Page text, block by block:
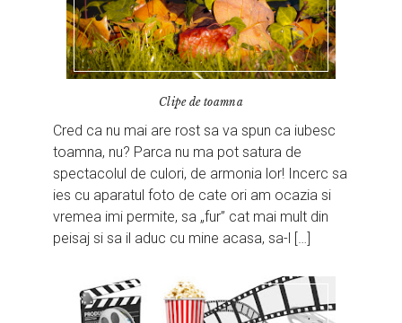
Clipe de toamna
Cred ca nu mai are rost sa va spun ca iubesc
toamna, nu? Parca nu ma pot satura de
spectacolul de culori, de armonia lor! Incerc sa
ies cu aparatul foto de cate ori am ocazia si
vremea imi permite, sa „fur” cat mai mult din
peisaj si sa il aduc cu mine acasa, sa-l […]